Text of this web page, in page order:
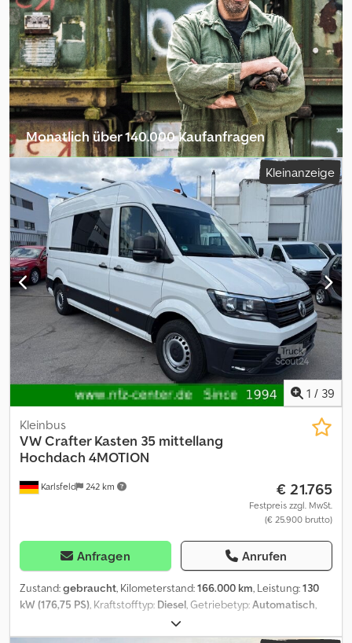
Monatlich über 140.000 Kaufanfragen
Händlerpaket auswählen Kleinanzeige
1 / 39
Karlsfeld 242 km
Kleinbus
VWCrafter Kasten 35 mittellang
Hochdach 4MOTION
€ 21.765
Festpreis zzgl. MwSt.
(€ 25.900 brutto)
Anfragen Anrufen
Zustand:gebraucht, Kilometerstand:166.000 km, Leistung:130
kW (176,75 PS), Kraftstofftyp: Diesel, Getriebetyp:Automatisch,
, Emissionsklasse:
Anzahl der Sitzplätze:3, Ausstattung:ABS, Allradantrieb,